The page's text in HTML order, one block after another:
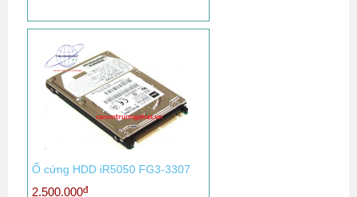
Ổ cứng HDD iR5050 FG3-3307
2.500.000đ